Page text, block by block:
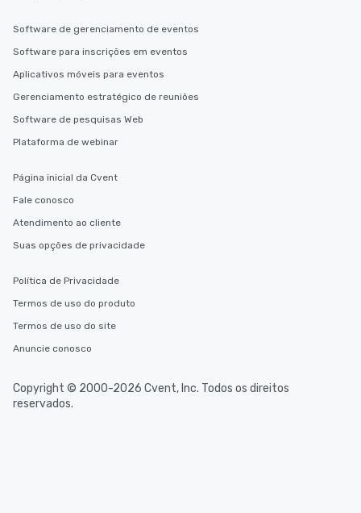
Software de gerenciamento de eventos
Software para inscrições em eventos
Aplicativos móveis para eventos
Gerenciamento estratégico de reuniões
Software de pesquisas Web
Plataforma de webinar
Página inicial da Cvent
Fale conosco
Atendimento ao cliente
Suas opções de privacidade
Política de Privacidade
Termos de uso do produto
Termos de uso do site
Anuncie conosco
Copyright © 2000-2026 Cvent, Inc. Todos os direitos
reservados.